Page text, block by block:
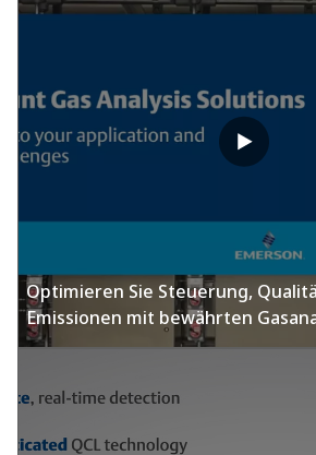
Optimieren Sie Steuerung,
Emissionen mit bewährten
to-End-Lösungen.​